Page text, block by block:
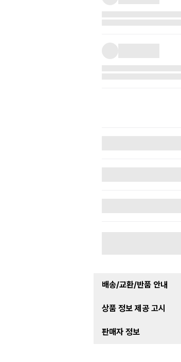
배송/교환/반품 안내
상품 정보 제공 고시
판매자 정보